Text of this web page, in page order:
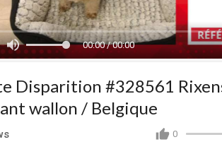
00:00 / 00:00
Disparition #328561
wallon / Belgique
0